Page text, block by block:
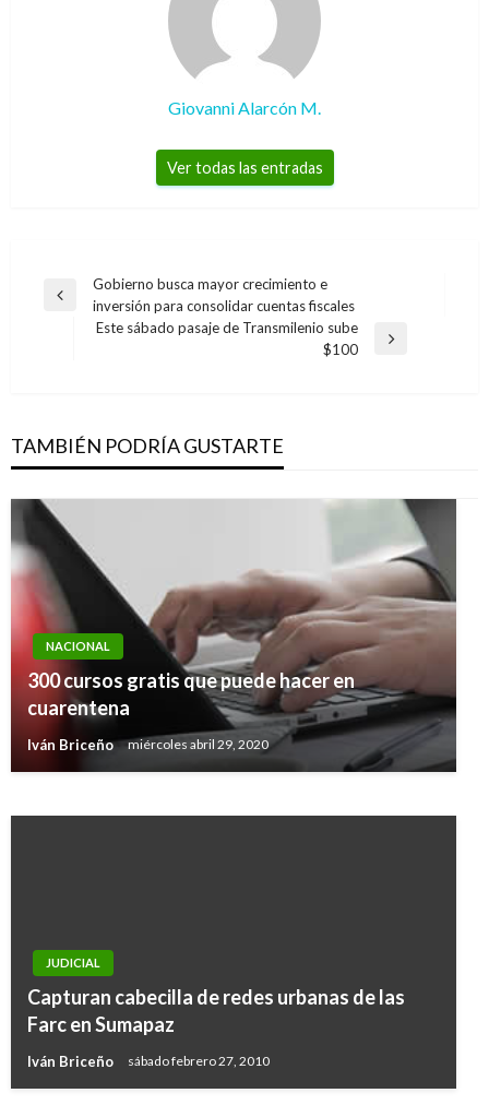
Giovanni Alarcón M.
Ver todas las entradas
Navegación
Entrada
Gobierno busca mayor crecimiento e
inversión para consolidar cuentas fiscales
Este sábado pasaje de Transmilenio sube
$100
TAMBIÉN PODRÍA GUSTARTE
NACIONAL
300 cursos gratis que puede hacer en
cuarentena
Iván Briceño miércoles abril 29, 2020
Resultados de las loterías y chances de este
lunes 24 de septiembre en Colombia
JUDICIAL
Capturan cabecilla de redes urbanas de las
Farc en Sumapaz
Iván Briceño sábado febrero 27, 2010